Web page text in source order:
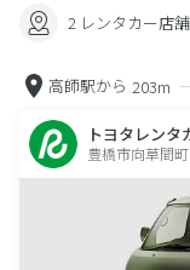
2 レンタカー店舗
高師駅から 203m
トヨタレンタ
豊橋市向草間